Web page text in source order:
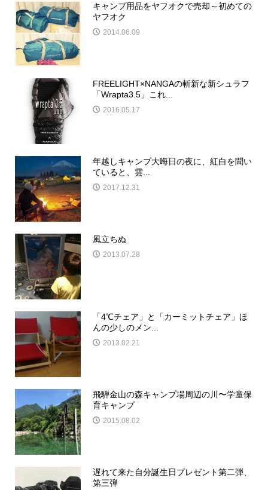
キャンプ用品をヤフオクで売却～初めての
ヤフオク
2014.06.09
FREELIGHT×NANGAの斬新な新シュラフ
「Wrapta3.5」これ...
2016.05.17
年越しキャンプ大晦日の夜に、紅白を聞い
ていると、雲...
2017.12.31
風立ちぬ
2013.07.28
「4℃チェア」と「カーミットチェア」ほ
んの少しのメン...
2013.02.21
飛騨金山の森キャンプ場周辺の川〜学童保
育キャンプ
2015.08.02
遅れて来た自分誕生日プレゼント第二弾、
第三弾